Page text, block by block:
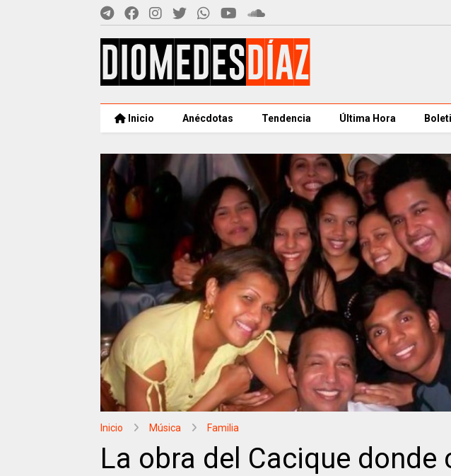
Inicio Anécdotas Tendencia Última Hora
Inicio Música Familia
La obra del Cacique